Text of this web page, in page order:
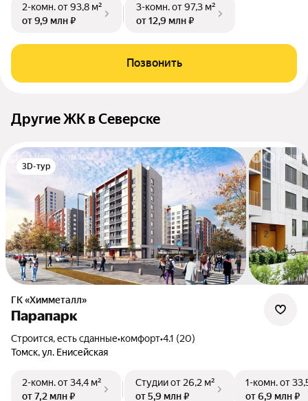
2-комн.от 93,8 м²
от 9,9 млн ₽
3-комн.от 97,3 м²
от 12,9 млн ₽
Позвонить
Другие ЖК в Северске
3D-тур
ГК «Химметалл»
Парапарк
Строится, есть сданные•комфорт•4.1 (20)
Томск, ул. Енисейская
2-комн.от 34,4 м²
от 7,2 млн ₽
Студииот 26,2 м²
от 5,9 млн ₽
1-комн.от
от 6,9 млн ₽